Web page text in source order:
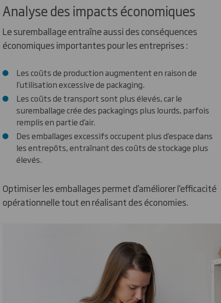
Analyse des impacts économiques
Le suremballage entraîne aussi des conséquences
économiques importantes pour les entreprises :
Les coûts de production augmentent en raison de
l’utilisation excessive de packaging.
Les coûts de transport sont plus élevés, car le
suremballage crée des packagings plus lourds, parfois
remplis en partie d’air.
Des emballages excessifs occupent plus d’espace dans
les entrepôts, entraînant des coûts de stockage plus
élevés.
Optimiser les emballages permet d’améliorer l’efficacité
opérationnelle tout en réalisant des économies.